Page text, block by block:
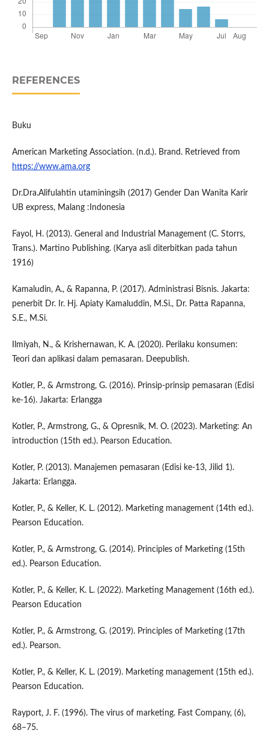
REFERENCES
Buku
American Marketing Association. (n.d.). Brand. Retrieved from
https://www.ama.org
Dr.Dra.Alifulahtin utaminingsih (2017) Gender Dan Wanita Karir
UB express, Malang :Indonesia
Fayol, H. (2013). General and Industrial Management (C. Storrs,
Trans.). Martino Publishing. (Karya asli diterbitkan pada tahun
1916)
Kamaludin, A., & Rapanna, P. (2017). Administrasi Bisnis. Jakarta:
penerbit Dr. Ir. Hj. Apiaty Kamaluddin, M.Si., Dr. Patta Rapanna,
S.E., M.Si.
Ilmiyah, N., & Krishernawan, K. A. (2020). Perilaku konsumen:
Teori dan aplikasi dalam pemasaran. Deepublish.
Kotler, P., & Armstrong, G. (2016). Prinsip-prinsip pemasaran (Edisi
ke-16). Jakarta: Erlangga
Kotler, P., Armstrong, G., & Opresnik, M. O. (2023). Marketing: An
introduction (15th ed.). Pearson Education.
Kotler, P. (2013). Manajemen pemasaran (Edisi ke-13, Jilid 1).
Jakarta: Erlangga.
Kotler, P., & Keller, K. L. (2012). Marketing management (14th ed.).
Pearson Education.
Kotler, P., & Armstrong, G. (2014). Principles of Marketing (15th
ed.). Pearson Education.
Kotler, P., & Keller, K. L. (2022). Marketing Management (16th ed.).
Pearson Education
Kotler, P., & Armstrong, G. (2019). Principles of Marketing (17th
ed.). Pearson.
Kotler, P., & Keller, K. L. (2019). Marketing management (15th ed.).
Pearson Education.
Rayport, J. F. (1996). The virus of marketing. Fast Company, (6),
68–75.